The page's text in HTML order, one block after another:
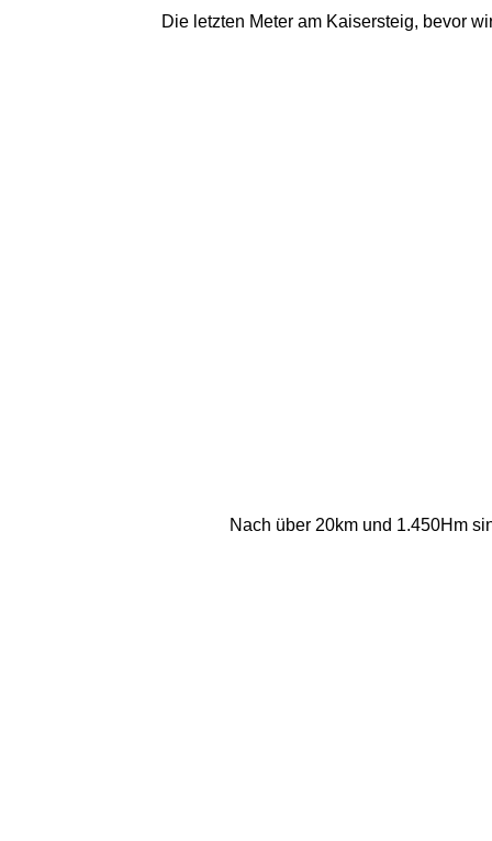
Nach über 20km und 1.450Hm
Die letzten Meter am Kaisersteig, bevor